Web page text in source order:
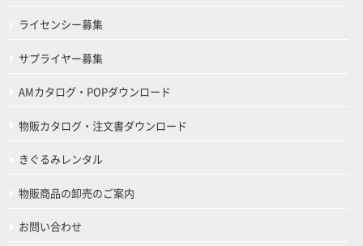
ライセンシー募集
サプライヤー募集
AMカタログ・POPダウンロード
物販カタログ・注文書ダウンロード
きぐるみレンタル
物販商品の卸売のご案内
お問い合わせ